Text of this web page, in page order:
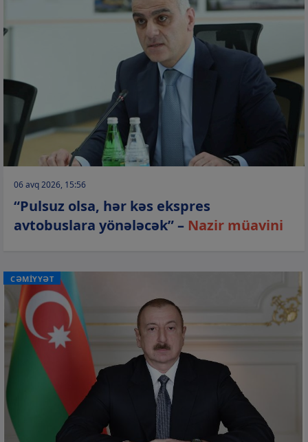
06 avq 2026, 15:56
“Pulsuz olsa, hər kəs ekspres
avtobuslara yönələcək” – Nazir müavini
CƏMİYYƏT